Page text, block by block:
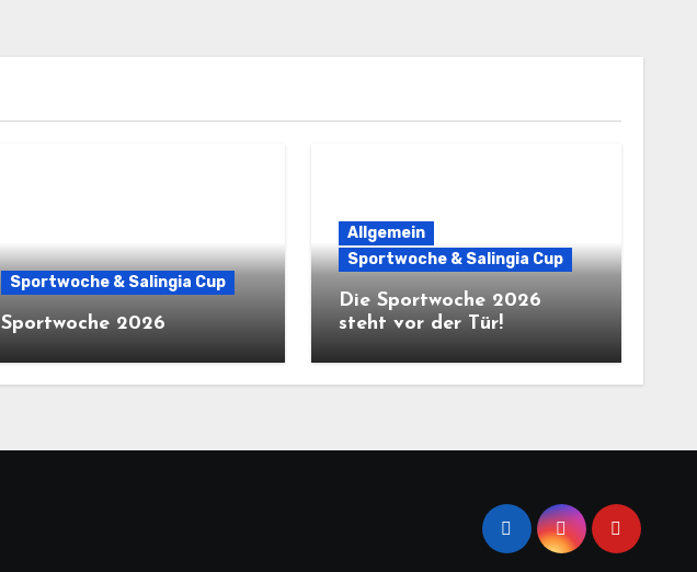
Sportwoche & Salingia Cup
Sportwoche 2026
Allgemein
Sportwoche & Salingia Cup
Die Sportwoche 2026
steht vor der Tür!